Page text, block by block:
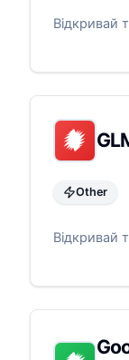
Відкривай
Other
Відкривай